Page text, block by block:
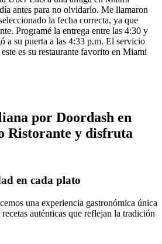
antes para no olvidarlo. Me llamaron
la fecha correcta, ya que
Programé la entrega entre las 4:30 y
a su puerta a las 4:33 p.m. El servicio
es su restaurante favorito en Miami
por Doordash en
Ristorante y disfruta
en cada plato
una experiencia gastronómica única
auténticas que reflejan la tradición